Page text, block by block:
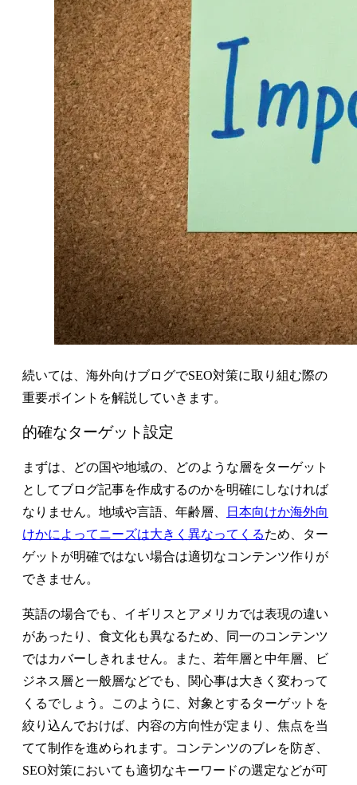
続いては、海外向けブログでSEO対策に取り組む際の
重要ポイントを解説していきます。
的確なターゲット設定
まずは、どの国や地域の、どのような層をターゲット
としてブログ記事を作成するのかを明確にしなければ
なりません。地域や言語、年齢層、
日本向けか海外向
けかによってニーズは大きく異なってくるため、ター
ゲットが明確ではない場合は適切なコンテンツ作りが
できません。
英語の場合でも、イギリスとアメリカでは表現の違い
があったり、食文化も異なるため、同一のコンテンツ
ではカバーしきれません。また、若年層と中年層、ビ
ジネス層と一般層などでも、関心事は大きく変わって
くるでしょう。このように、対象とするターゲットを
絞り込んでおけば、内容の方向性が定まり、焦点を当
てて制作を進められます。コンテンツのブレを防ぎ、
SEO対策においても適切なキーワードの選定などが可